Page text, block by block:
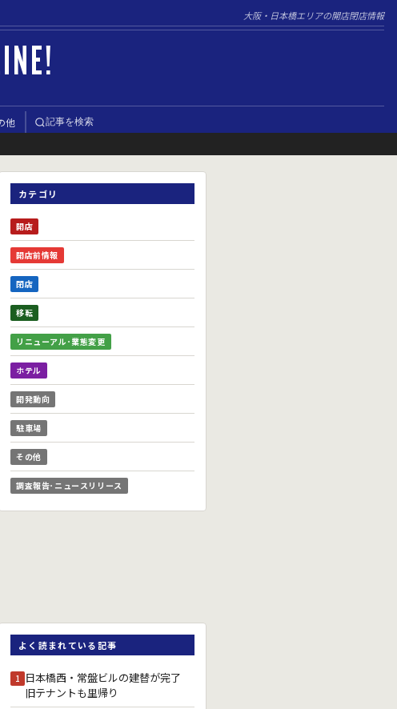
大阪・日本橋エリアの開店閉店情報
他 記事を検索
カテゴリ
開店
開店前情報
閉店
移転
リニューアル･業態変更
ホテル
開発動向
駐車場
その他
調査報告･ニュースリリース
よく読まれている記事
1 日本橋西・常盤ビルの建替が完了
旧テナントも里帰り